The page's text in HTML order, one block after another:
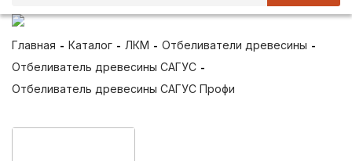
Главная Каталог ЛКМ
Отбеливатели древесины
Отбеливатель древесины САГУС
Отбеливатель древесины САГУС Профи